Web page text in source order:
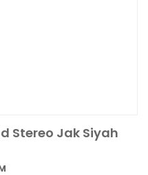
Stereo Jak Siyah